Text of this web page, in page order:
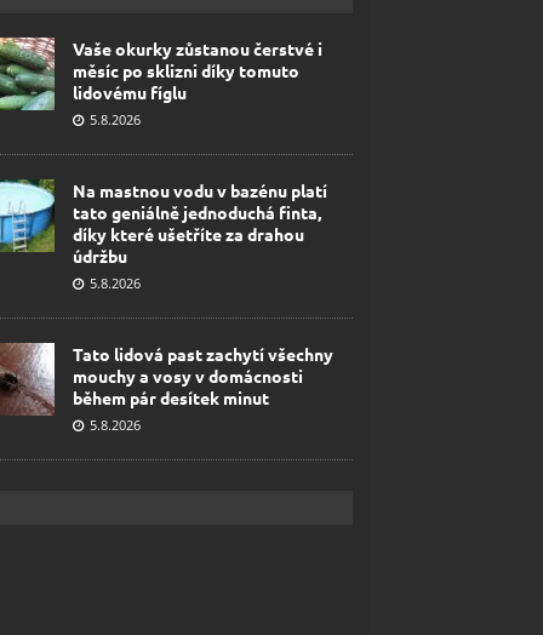
Vaše okurky zůstanou čerstvé i
měsíc po sklizni díky tomuto
lidovému fíglu
5.8.2026
Na mastnou vodu v bazénu platí
tato geniálně jednoduchá finta,
díky které ušetříte za drahou
údržbu
5.8.2026
Tato lidová past zachytí všechny
mouchy a vosy v domácnosti
během pár desítek minut
5.8.2026